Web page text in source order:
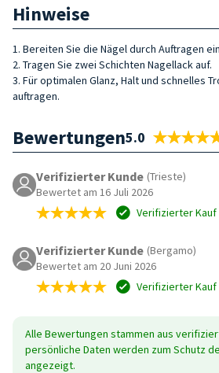
Hinweise
1. Bereiten Sie die Nägel durch Auftragen
2. Tragen Sie zwei Schichten Nagellack auf.
3. Für optimalen Glanz, Halt und schnelles
auftragen.
Bewertungen5.0
Verifizierter Kunde (Trieste)
Bewertet am 16 Juli 2026
Verifizierter Kauf
Verifizierter Kunde (Bergamo)
Bewertet am 20 Juni 2026
Verifizierter Kauf
Alle Bewertungen stammen aus
persönliche Daten werden zum Schutz
angezeigt.